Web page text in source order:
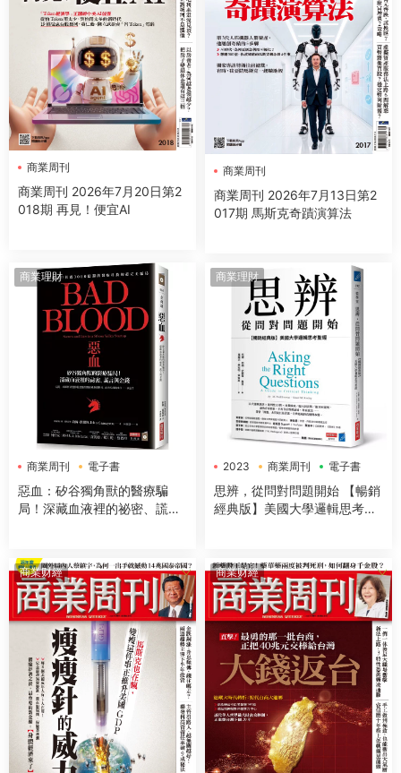
商業周刊
商業周刊 2026年7月20日第2
018期 再見！便宜AI
商業周刊
商業周刊 2026年7月13日第2
017期 馬斯克奇蹟演算法
商業理財
商業周刊 電子書
惡血：矽谷獨角獸的醫療騙
局！深藏血液裡的祕密、謊言
商業理財
2023 商業周刊 電子書
思辨，從問對問題開始 【暢銷
經典版】美國大學邏輯思考聖
商業财經 商業财經